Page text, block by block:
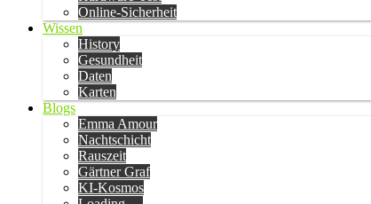
Online-Sicherheit
Wissen
History
Gesundheit
Daten
Karten
Blogs
Emma Amour
Nachtschicht
Rauszeit
Gärtner Graf
KI-Kosmos